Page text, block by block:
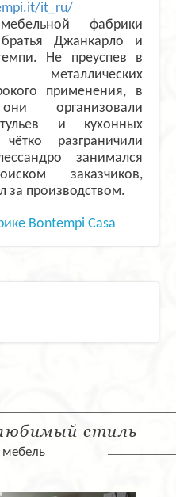
it_ru/
фабрики
Джанкарло и
Не преуспев в
металлических
применения, в
организовали
и кухонных
разграничили
занимался
заказчиков,
за производством.
Bontempi Casa
стиль
мебель